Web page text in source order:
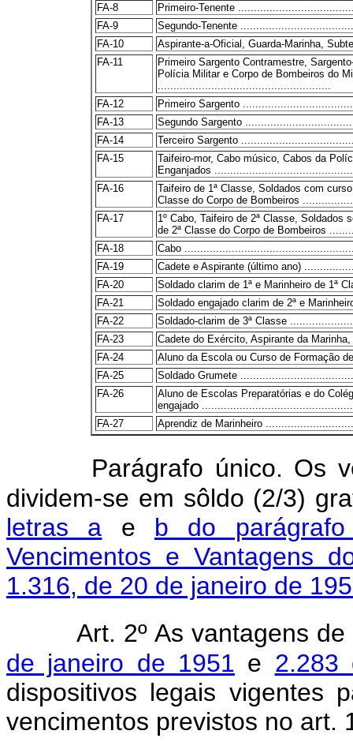
FA-8
Primeiro-Tenente
FA-9
Segundo-Tenente
FA-10
Aspirante-a-Oficial, Guarda-Marinha,
FA-11
Primeiro Sargento Contramestre,
Polícia Militar e Corpo de Bombeiros do
FA-12
Primeiro Sargento
FA-13
Segundo Sargento
FA-14
Terceiro Sargento
FA-15
Taifeiro-mor, Cabo músico, Cabos da
Enganjados
FA-16
Taifeiro de 1ª Classe, Soldados com
Classe do Corpo de Bombeiros
FA-17
1º Cabo, Taifeiro de 2ª Classe,
de 2ª Classe do Corpo de Bombeiros
FA-18
Cabo
FA-19
Cadete e Aspirante (último ano)
FA-20
Soldado clarim de 1ª e Marinheiro de 1ª
FA-21
Soldado engajado clarim de 2ª e
FA-22
Soldado-clarim de 3ª Classe
FA-23
Cadete do Exército, Aspirante da
FA-24
Aluno da Escola ou Curso de Formação
FA-25
Soldado Grumete
FA-26
Aluno de Escolas Preparatórias e do
engajado
FA-27
Aprendiz de Marinheiro
Parágrafo único. Os
dividem-se em sôldo (2/3)
letras a e b do
Vencimentos e Vantagens
1.316, de 20 de janeiro de
Art. 2º As vantagens
de janeiro de 1951 e 2.283
dispositivos legais vigentes
vencimentos previstos no art.